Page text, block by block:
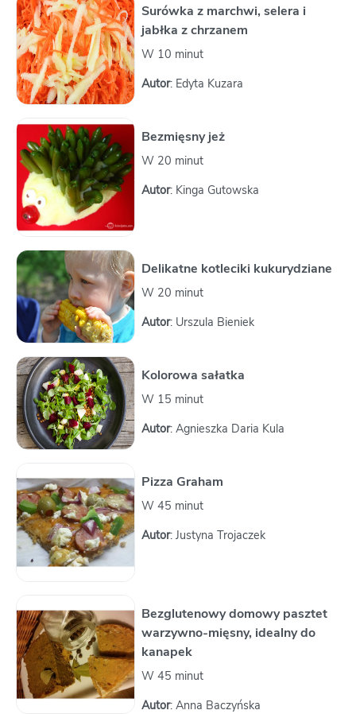
Surówka z marchwi, selera i
jabłka z chrzanem
W 10 minut
Autor: Edyta Kuzara
Bezmięsny jeż
W 20 minut
Autor: Kinga Gutowska
Delikatne kotleciki kukurydziane
W 20 minut
Autor: Urszula Bieniek
Kolorowa sałatka
W 15 minut
Autor: Agnieszka Daria Kula
Pizza Graham
W 45 minut
Autor: Justyna Trojaczek
Bezglutenowy domowy pasztet
warzywno-mięsny, idealny do
kanapek
W 45 minut
Autor: Anna Baczyńska